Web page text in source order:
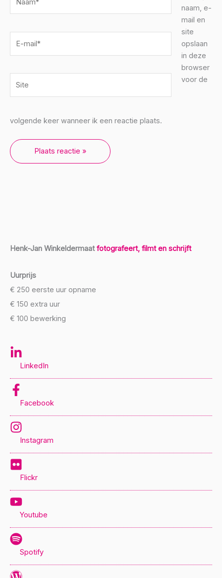
mail*
naam, e-
mail en
site
opslaan
in deze
browser
voor de
volgende keer wanneer ik een reactie plaats.
Henk-Jan Winkeldermaatfotografeert, filmt en schrijft
Uurprijs
€ 250 eerste uur opname
€ 150 extra uur
€ 100 bewerking
LinkedIn
Facebook
Instagram
Flickr
Youtube
Spotify